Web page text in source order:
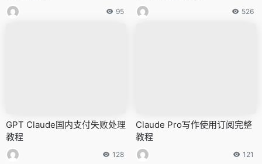
95 526
GPT Claude国内支付失败处理
教程
128
Claude Pro写作使用订阅完整
教程
121